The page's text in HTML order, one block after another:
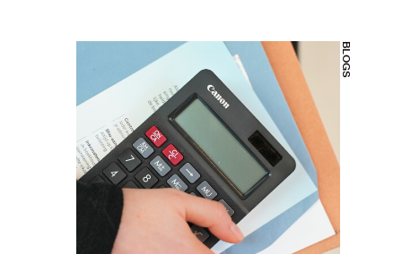
BLOGS